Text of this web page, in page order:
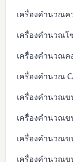
เครื่องคำนวณค
เครื่องคำนวณโ
เครื่องคำนวณ
เครื่องคำนวณ
เครื่องคำนวณ
เครื่องคำนวณ
เครื่องคำนวณ
เครื่องคำนวณข